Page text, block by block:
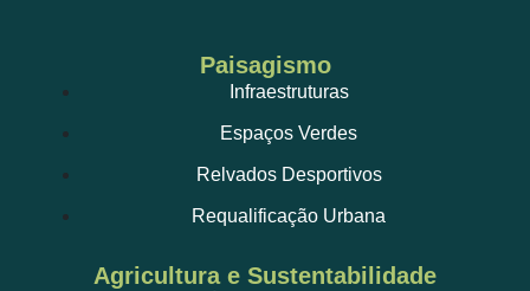
Paisagismo
Infraestruturas
Espaços Verdes
Relvados Desportivos
Requalificação Urbana
Agricultura e Sustentabilidade